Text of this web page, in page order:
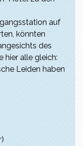
auf
könnten
des
hier alle gleich:
Leiden haben